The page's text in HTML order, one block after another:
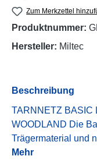
Zum Merkzettel
Produktnummer:
Hersteller: Miltec
Beschreibung
TARNNETZ BASIC
WOODLAND Die
Trägermaterial und
Mehr